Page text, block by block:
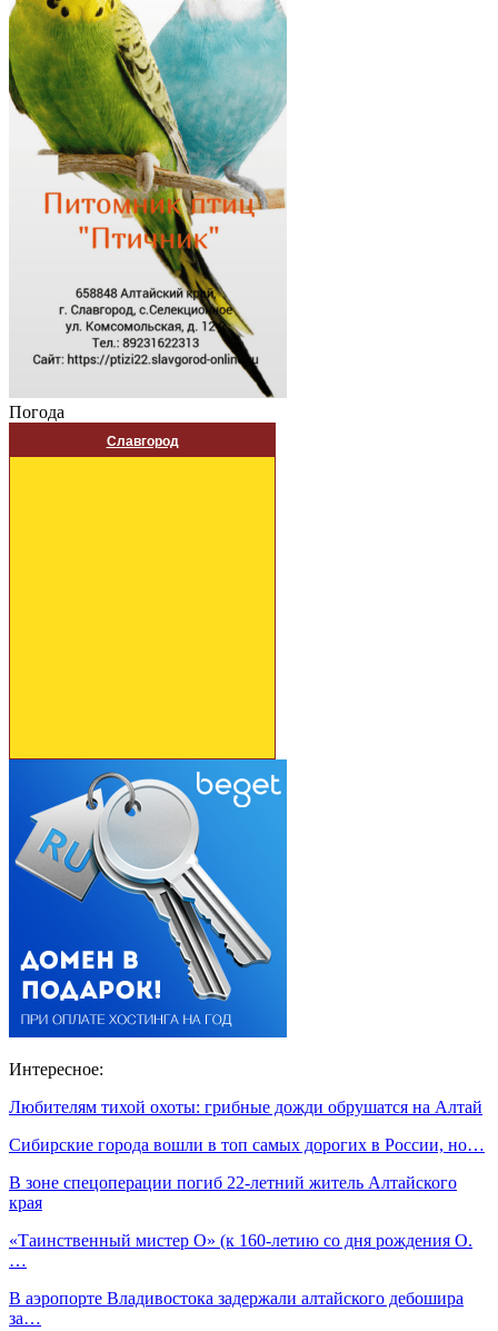
Погода
Славгород
Интересное:
Любителям тихой охоты: грибные дожди обрушатся на Алтай
Сибирские города вошли в топ самых дорогих в России, но…
В зоне спецоперации погиб 22-летний житель Алтайского
края
«Таинственный мистер О» (к 160-летию со дня рождения О.
…
В аэропорте Владивостока задержали алтайского дебошира
за…